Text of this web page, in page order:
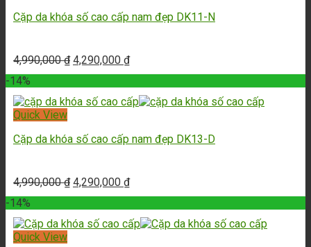
Cặp da khóa số cao cấp nam đẹp DK11-N
4,990,000₫ 4,290,000 ₫
-14%
Quick View
Cặp da khóa số cao cấp nam đẹp DK13-D
4,990,000₫ 4,290,000 ₫
-14%
Quick View